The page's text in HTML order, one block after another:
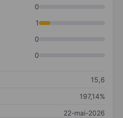
0
1
0
0
15,6
197,14%
22-mai-2026